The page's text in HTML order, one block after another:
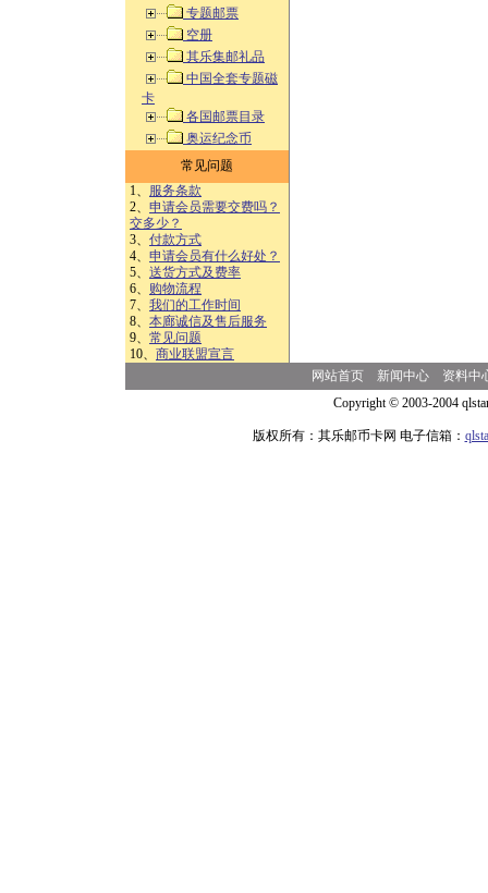
专题邮票
空册
其乐集邮礼品
中国全套专题磁
卡
各国邮票目录
奥运纪念币
常见问题
1、 服务条款
2、 申请会员需要交费吗？
交多少？
3、 付款方式
4、 申请会员有什么好处？
5、 送货方式及费率
6、 购物流程
7、 我们的工作时间
8、 本廊诚信及售后服务
9、 常见问题
10、 商业联盟宣言
网站首页 新闻中心
资料中
Copyright © 2003-2004
版权所有：其乐邮币卡网 电子信箱：